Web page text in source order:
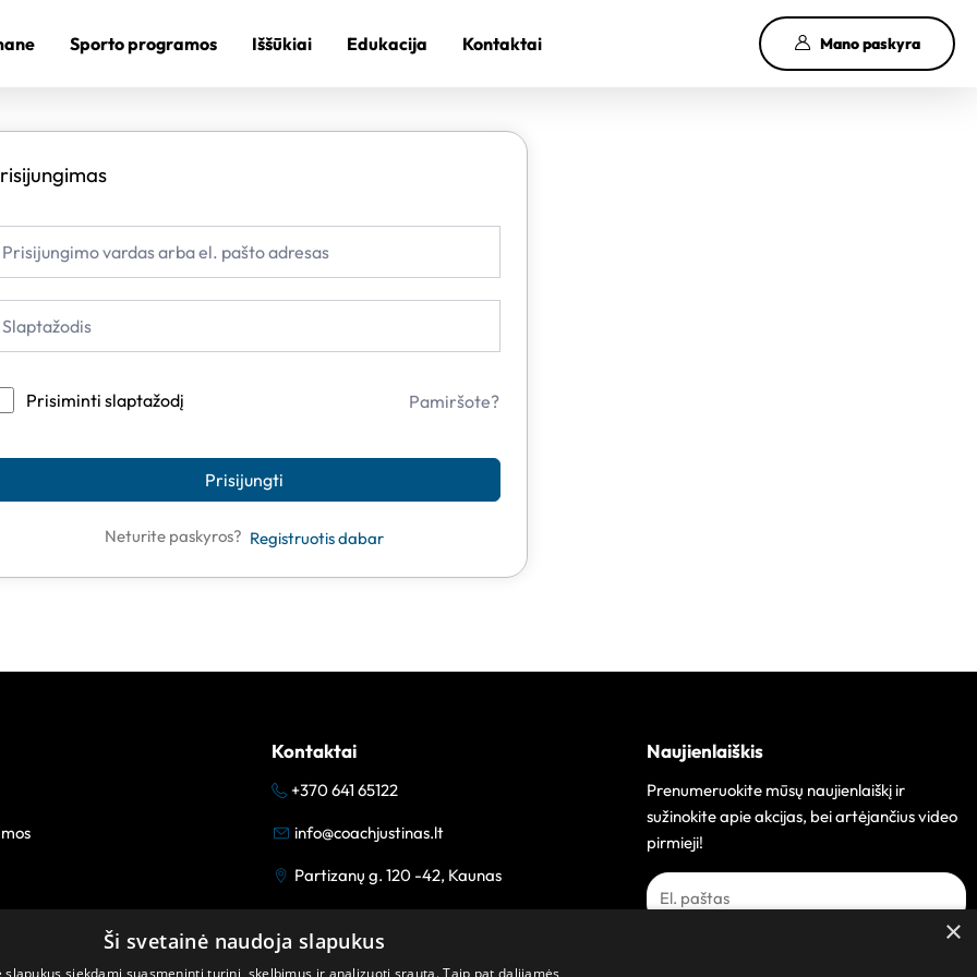
Sporto programos Iššūkiai Edukacija Kontaktai Mano paskyra
Prisiminti slaptažodį Pamiršote?
Prisijungti
Neturite paskyros? Registruotis dabar
Kontaktai
+370 641 65122
info@coachjustinas.lt
Partizanų g. 120 -42, Kaunas
Naujienlaiškis
Prenumeruokite mūsų naujienlaiškį ir
sužinokite apie akcijas, bei artėjančius video
pirmieji!
×
Ši svetainė naudoja slapukus
slapukus siekdami suasmeninti turinį, skelbimus ir analizuoti srautą. Taip pat dalijamės